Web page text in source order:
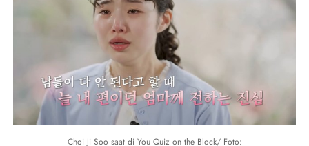
Choi Ji Soo saat di You Quiz on the Block/ Foto: